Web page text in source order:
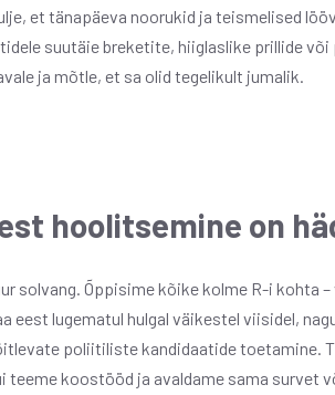
et tänapäeva noorukid ja teismelised
suutäie breketite, hiiglaslike prillide
ja mõtle, et sa olid tegelikult jumalik.
hoolitsemine on
solvang. Õppisime kõike kolme R-i kohta
eest lugematul hulgal väikestel viisidel,
poliitiliste kandidaatide toetamine.
teeme koostööd ja avaldame sama survet